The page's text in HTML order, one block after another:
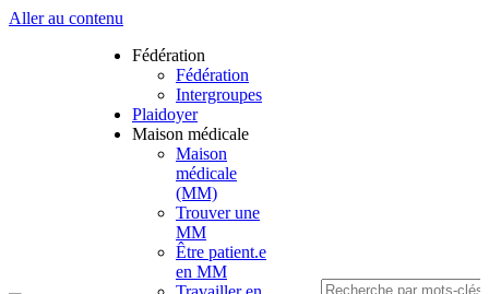
Aller au contenu
Fédération
Fédération
Intergroupes
Plaidoyer
Maison médicale
Maison
médicale
(MM)
Trouver une
MM
Être patient.e
en MM